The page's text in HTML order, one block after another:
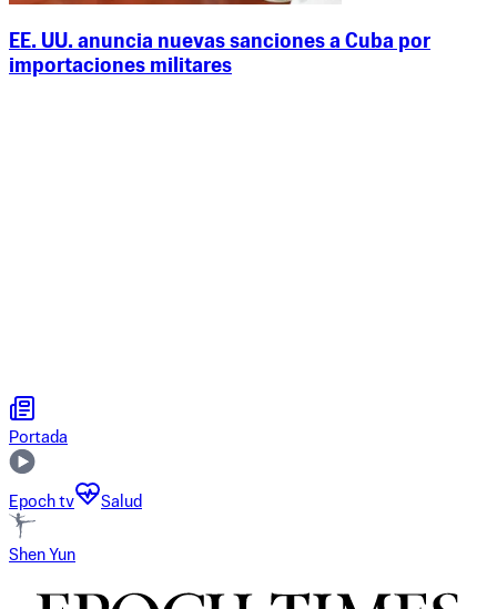
EE. UU. anuncia nuevas sanciones a Cuba por
importaciones militares
Portada
Epoch tv Salud
Shen Yun